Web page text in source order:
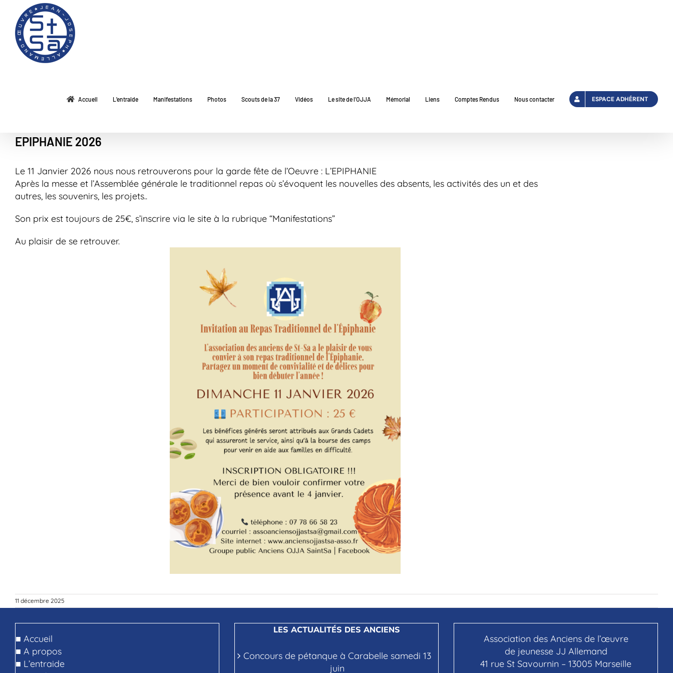
contenu
Accueil L’entraide Manifestations Photos Scouts de la 37 Vidéos Le site de l’OJJA Mémorial Liens Comptes Rendus Nous contacter ESPACE ADHÉRENT
EPIPHANIE 2026
Le 11 Janvier 2026 nous nous retrouverons pour la garde fête de l’Oeuvre : L’EPIPHANIE
Après la messe et l’Assemblée générale le traditionnel repas où s’évoquent les nouvelles des absents, les activités des un et des
autres, les souvenirs, les projets..
Son prix est toujours de 25€, s’inscrire via le site à la rubrique “Manifestations”
Au plaisir de se retrouver.
11 décembre 2025
■ Accueil
■ A propos
■ L’entraide
LES ACTUALITÉS DES ANCIENS
Concours de pétanque à Carabelle samedi 13
juin
Association des Anciens de l’œuvre
de jeunesse JJ Allemand
41 rue St Savournin – 13005 Marseille